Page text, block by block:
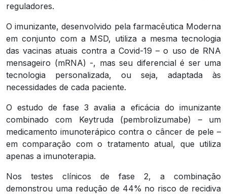
reguladores.
O imunizante, desenvolvido pela farmacêutica Moderna
em conjunto com a MSD, utiliza a mesma tecnologia
das vacinas atuais contra a Covid-19 – o uso de RNA
mensageiro (mRNA) -, mas seu diferencial é ser uma
tecnologia personalizada, ou seja, adaptada às
necessidades de cada paciente.
O estudo de fase 3 avalia a eficácia do imunizante
combinado com Keytruda (pembrolizumabe) – um
medicamento imunoterápico contra o câncer de pele –
em comparação com o tratamento atual, que utiliza
apenas a imunoterapia.
Nos testes clínicos de fase 2, a combinação
demonstrou uma redução de 44% no risco de recidiva